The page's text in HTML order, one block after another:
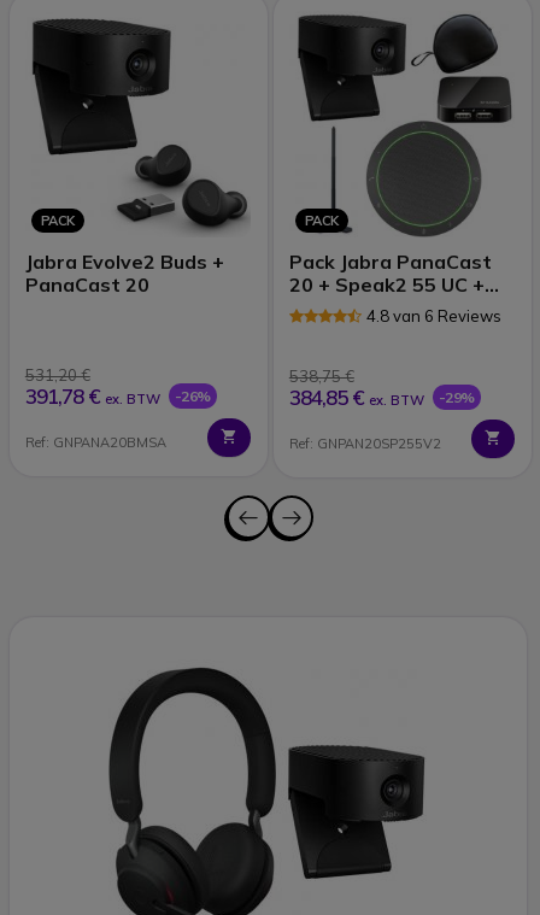
PACK
Jabra Evolve2 Buds +
PanaCast 20
531,20 €
391,78 € ex. BTW -26%
Ref: GNPANA20BMSA
PACK
Pack Jabra PanaCast
20 + Speak2 55 UC +
Hub
4.8 van 6 Reviews
538,75 €
384,85 € ex. BTW -29%
Ref: GNPAN20SP255V2